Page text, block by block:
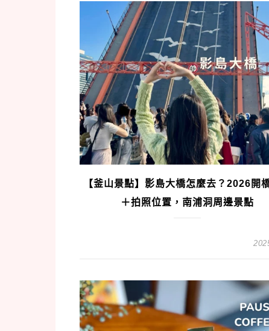
【釜山景點】影島大橋怎麼去？2026開
＋拍照位置，南浦洞周邊景點